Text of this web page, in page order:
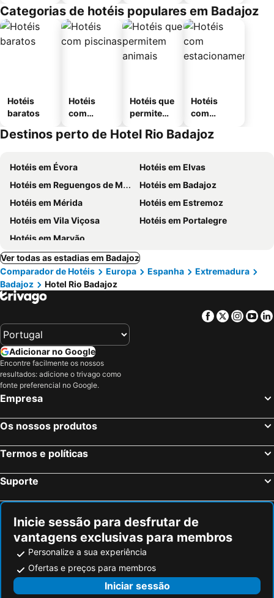
Categorias de hotéis populares em Badajoz
Hotéis
baratos
Hotéis
com
Hotéis que
permitem
Hotéis
com
mento
Destinos perto de Hotel Rio Badajoz
Hotéis em Évora
Hotéis em Elvas
Hotéis em Reguengos de Monsaraz
Hotéis em Badajoz
Hotéis em Mérida
Hotéis em Estremoz
Hotéis em Vila Viçosa
Hotéis em Portalegre
Hotéis em Marvão
Ver todas as estadias em Badajoz
Comparador de Hotéis
Europa Espanha
Extremadura
Badajoz
Hotel Rio Badajoz
Facebook
Twitter
Adicionar no Google
Encontre facilmente os nossos
resultados: adicione o trivago como
fonte preferencial no Google.
Empresa
Os nossos produtos
Termos e políticas
Suporte
Inicie sessão para desfrutar de
vantagens exclusivas para membros
Personalize a sua experiência
Ofertas e preços para membros
Iniciar sessão